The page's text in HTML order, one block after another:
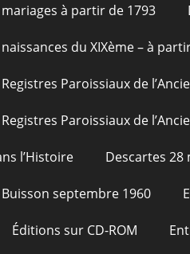
à partir de 1793
du XIXème – à
Paroissiaux de
Paroissiaux de
l’Histoire Descartes 28
septembre 1960
Éditions sur CD-ROM